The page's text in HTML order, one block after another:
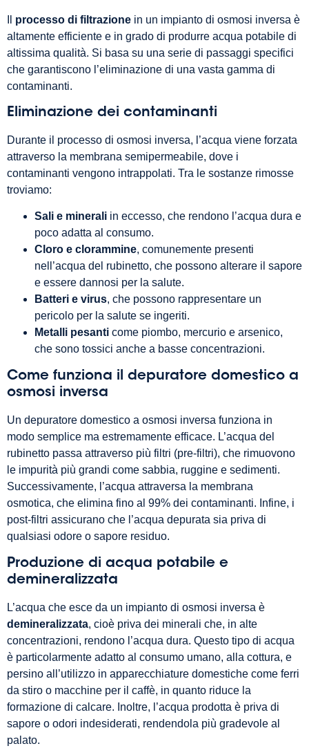
processo di filtrazione in un impianto di osmosi inversa è
altamente efficiente e in grado di produrre acqua potabile di
altissima qualità. Si basa su una serie di passaggi specifici
che garantiscono l’eliminazione di una vasta gamma di
contaminanti.
Eliminazione dei contaminanti
Durante il processo di osmosi inversa, l’acqua viene forzata
attraverso la membrana semipermeabile, dove i
contaminanti vengono intrappolati. Tra le sostanze rimosse
troviamo:
Sali e minerali in eccesso, che rendono l’acqua dura e
poco adatta al consumo.
Cloro e clorammine, comunemente presenti
nell’acqua del rubinetto, che possono alterare il sapore
e essere dannosi per la salute.
Batteri e virus, che possono rappresentare un
pericolo per la salute se ingeriti.
Metalli pesanti come piombo, mercurio e arsenico,
che sono tossici anche a basse concentrazioni.
Come funziona il depuratore domestico a
osmosi inversa
Un depuratore domestico a osmosi inversa funziona in
modo semplice ma estremamente efficace. L’acqua del
rubinetto passa attraverso più filtri (pre-filtri), che rimuovono
le impurità più grandi come sabbia, ruggine e sedimenti.
Successivamente, l’acqua attraversa la membrana
osmotica, che elimina fino al 99% dei contaminanti. Infine, i
post-filtri assicurano che l’acqua depurata sia priva di
qualsiasi odore o sapore residuo.
Produzione di acqua potabile e
demineralizzata
L’acqua che esce da un impianto di osmosi inversa è
demineralizzata, cioè priva dei minerali che, in alte
concentrazioni, rendono l’acqua dura. Questo tipo di acqua
è particolarmente adatto al consumo umano, alla cottura, e
persino all’utilizzo in apparecchiature domestiche come ferri
da stiro o macchine per il caffè, in quanto riduce la
formazione di calcare. Inoltre, l’acqua prodotta è priva di
sapore o odori indesiderati, rendendola più gradevole al
palato.